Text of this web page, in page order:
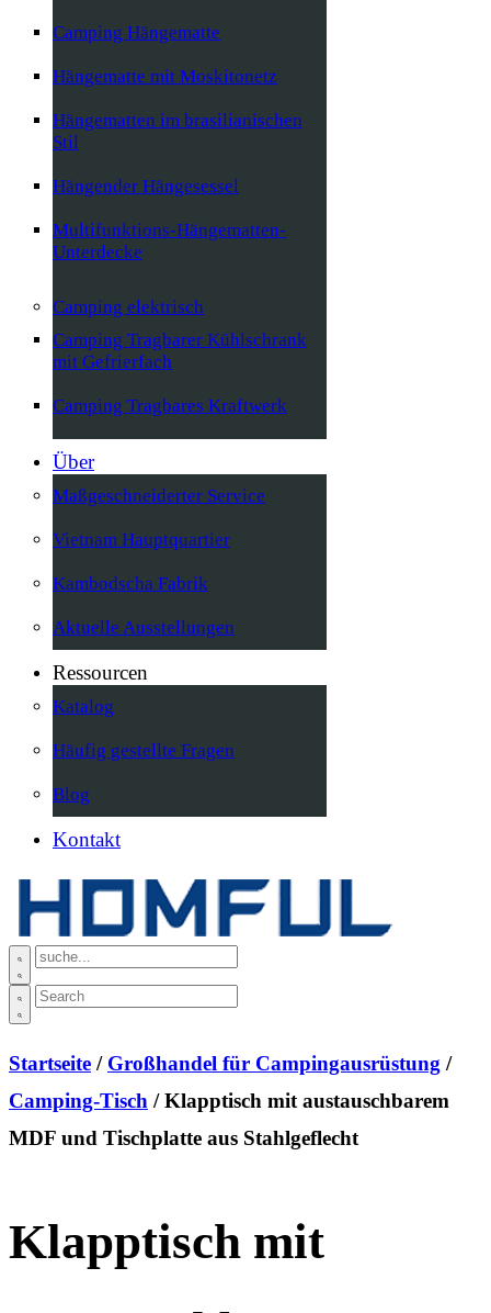
Camping Hängematte
Hängematte mit Moskitonetz
Hängematten im brasilianischen
Stil
Hängender Hängesessel
Multifunktions-Hängematten-
Unterdecke
Camping elektrisch
Camping Tragbarer Kühlschrank
mit Gefrierfach
Camping Tragbares Kraftwerk
Über
Maßgeschneiderter Service
Vietnam Hauptquartier
Kambodscha Fabrik
Aktuelle Ausstellungen
Ressourcen
Katalog
Häufig gestellte Fragen
Blog
Kontakt
Startseite / Großhandel für Campingausrüstung /
Camping-Tisch / Klapptisch mit austauschbarem
MDF und Tischplatte aus Stahlgeflecht
Klapptisch mit